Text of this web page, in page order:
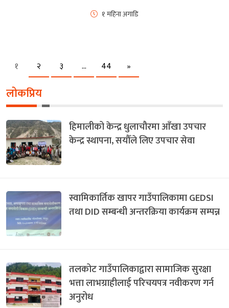
१ महिना अगाडि
१ २ ३ … 44 »
लोकप्रिय
हिमालीको केन्द्र धुलाचौरमा आँखा उपचार
केन्द्र स्थापना, सयौँले लिए उपचार सेवा
स्वामिकार्तिक खापर गाउँपालिकामा GEDSI
तथा DID सम्बन्धी अन्तरक्रिया कार्यक्रम सम्पन्न
तलकोट गाउँपालिकाद्वारा सामाजिक सुरक्षा
भत्ता लाभग्राहीलाई परिचयपत्र नवीकरण गर्न
अनुरोध